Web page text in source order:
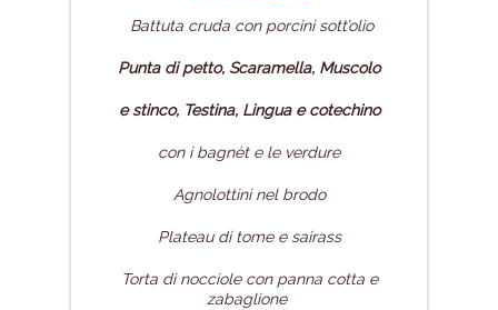
Battuta cruda con porcini sott’olio
Punta di petto, Scaramella, Muscolo
e stinco, Testina, Lingua e cotechino
con i bagnèt e le verdure
Agnolottini nel brodo
Plateau di tome e sairass
Torta di nocciole con panna cotta e
zabaglione